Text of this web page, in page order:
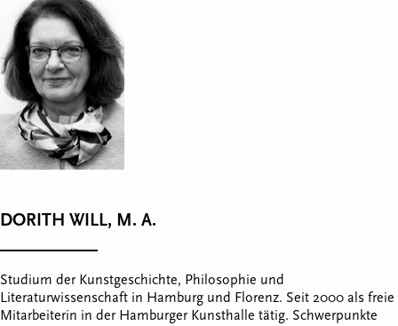
DORITH WILL, M. A.
Studium der Kunstgeschichte, Philosophie und
Literaturwissenschaft in Hamburg und Florenz. Seit 2000 als freie
Mitarbeiterin in der Hamburger Kunsthalle tätig. Schwerpunkte